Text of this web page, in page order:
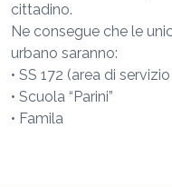
cittadino.
Ne consegue che le
urbano saranno:
• SS 172 (area di
• Scuola “Parini”
• Famila